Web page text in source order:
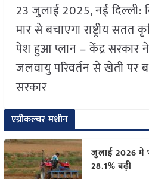
23 जुलाई 2025, नई दिल्ली:
मार से बचाएगा राष्ट्रीय
पेश हुआ प्लान – केंद्र सरकार
जलवायु परिवर्तन से खेती
सरकार
एग्रीकल्चर मशीन
जुलाई 2026 में
28.1% बढ़ी